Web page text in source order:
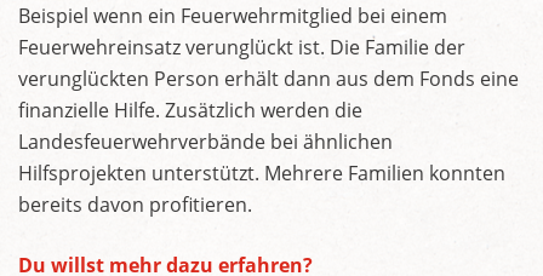
Beispiel wenn ein Feuerwehrmitglied bei einem
Feuerwehreinsatz verunglückt ist. Die Familie der
verunglückten Person erhält dann aus dem Fonds eine
finanzielle Hilfe. Zusätzlich werden die
Landesfeuerwehrverbände bei ähnlichen
Hilfsprojekten unterstützt. Mehrere Familien konnten
bereits davon profitieren.
Du willst mehr dazu erfahren?